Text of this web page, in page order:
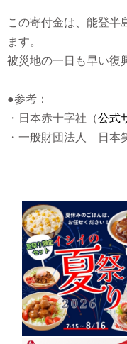
この寄付金は、能登半
ます。
被災地の一日も早い復
●参考：
・日本赤十字社（公式
・一般財団法人 日本